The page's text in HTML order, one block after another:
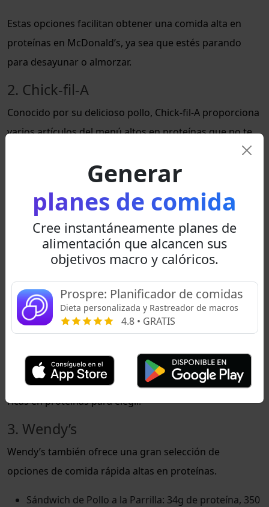
Estas opciones facilitan obtener una comida alta en
proteínas en McDonald’s, ya sea que estés parando
para desayunar o almorzar.
2. Chick-fil-A
Conocido por su delicioso pollo, Chick-fil-A proporciona
varios artículos del menú altos en proteínas que no te
pesarán con exceso de calorías o grasas. Las opciones
de almuerzo y cena altas en proteínas de Chick-fil-A
incluyen:
Sándwich de Pollo a la Parrilla: 28g de proteína, 320
calorías
Nuggets a la Parrilla (12 unidades): 38g de proteína,
Ensalada de Mercado con Pollo a la Parrilla: 28g de
proteína, 330 calorías
casa, Chick-fil-A es un restaurante de comida rápida
que complace a las multitudes con muchas opciones
ricas en proteínas para elegir.
3. Wendy’s
Wendy’s también ofrece una gran selección de
opciones de comida rápida altas en proteínas.
Sándwich de Pollo a la Parrilla: 34g de proteína, 350
Generar
planes de comida
Cree instantáneamente planes de
alimentación que alcancen sus
objetivos macro y calóricos.
Prospre: Planificador de comidas
Dieta personalizada y Rastreador de macros
4.8 • GRATIS